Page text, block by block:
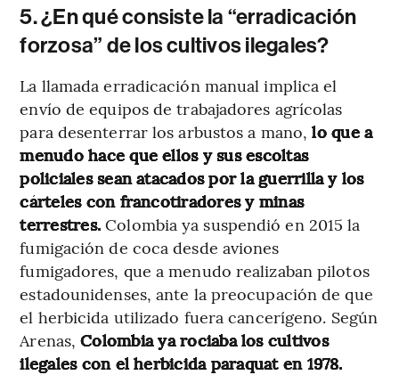
5. ¿En qué consiste la “erradicación
forzosa” de los cultivos ilegales?
La llamada erradicación manual implica el
envío de equipos de trabajadores agrícolas
para desenterrar los arbustos a mano, lo que a
menudo hace que ellos y sus escoltas
policiales sean atacados por la guerrilla y los
cárteles con francotiradores y minas
terrestres.Colombia ya suspendió en 2015 la
fumigación de coca desde aviones
fumigadores, que a menudo realizaban pilotos
estadounidenses, ante la preocupación de que
el herbicida utilizado fuera cancerígeno. Según
Arenas,Colombia ya rociaba los cultivos
ilegales con el herbicida paraquat en 1978.